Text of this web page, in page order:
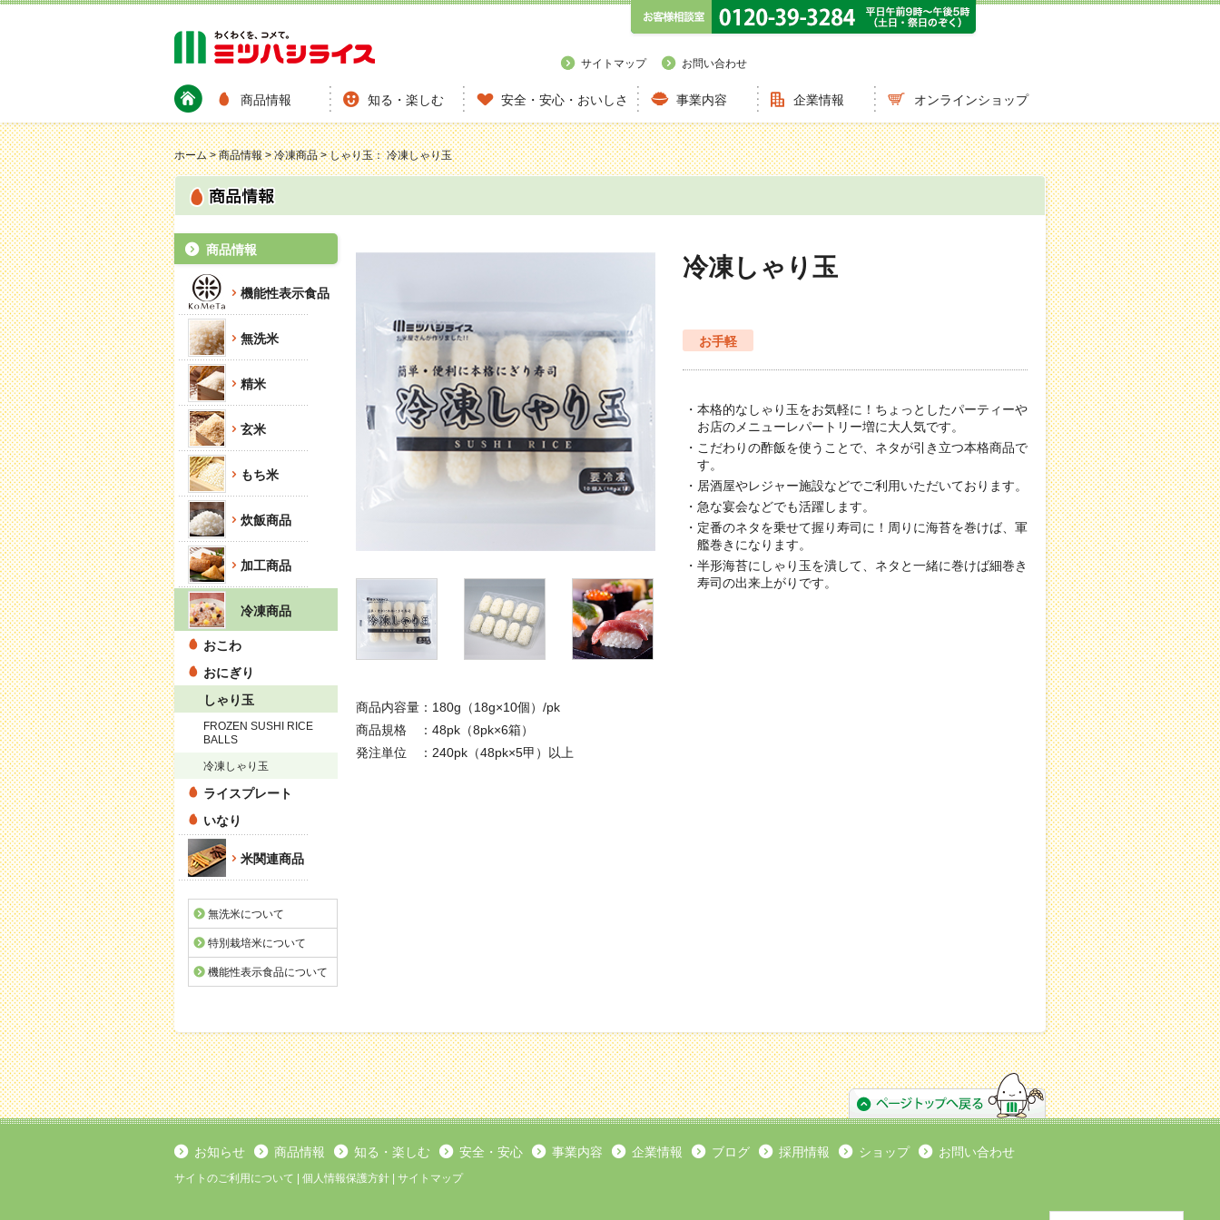
サイトマップ お問い合わせ
商品情報 知る・楽しむ 安全・安心・おいしさ 事業内容 企業情報 オンラインショップ
ホーム>商品情報>冷凍商品>しゃり玉： 冷凍しゃり玉
商品情報
機能性表示食品
無洗米
精米
玄米
もち米
炊飯商品
加工商品
冷凍商品
おこわ
おにぎり
しゃり玉
FROZEN SUSHI RICE
BALLS
冷凍しゃり玉
ライスプレート
いなり
米関連商品
無洗米について
特別栽培米について
機能性表示食品について
冷凍しゃり玉
お手軽
・本格的なしゃり玉をお気軽に！ちょっとしたパーティーや
お店のメニューレパートリー増に大人気です。
・こだわりの酢飯を使うことで、ネタが引き立つ本格商品で
す。
・居酒屋やレジャー施設などでご利用いただいております。
・急な宴会などでも活躍します。
・定番のネタを乗せて握り寿司に！周りに海苔を巻けば、軍
艦巻きになります。
・半形海苔にしゃり玉を潰して、ネタと一緒に巻けば細巻き
寿司の出来上がりです。
商品内容量：180g（18g×10個）/pk
商品規格 ：48pk（8pk×6箱）
発注単位 ：240pk（48pk×5甲）以上
お知らせ 商品情報 知る・楽しむ 安全・安心 事業内容 企業情報 ブログ 採用情報 ショップ お問い合わせ
サイトのご利用について 個人情報保護方針 サイトマップ